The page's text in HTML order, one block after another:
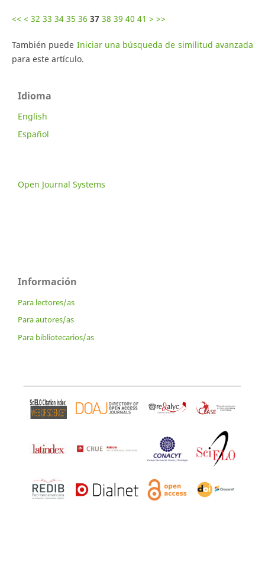
<< < 32 33 34 35 36 37 38 39 40 41 > >>
También puede Iniciar una búsqueda de similitud avanzada
para este artículo.
Idioma
English
Español
Open Journal Systems
Información
Para lectores/as
Para autores/as
Para bibliotecarios/as